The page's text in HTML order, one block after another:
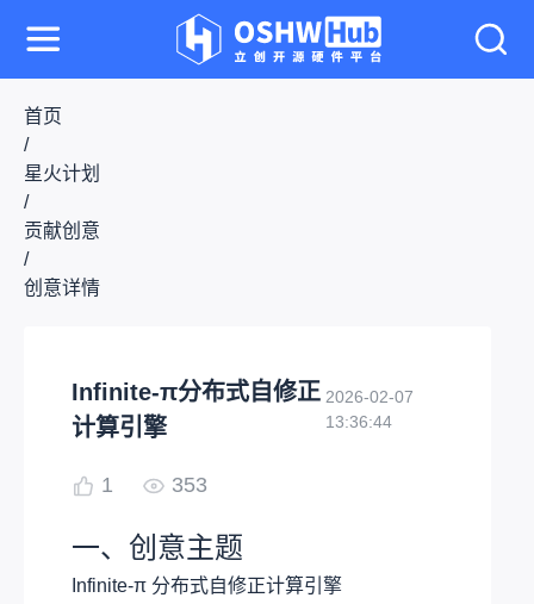
首页
/
星火计划
/
贡献创意
/
创意详情
Infinite-π分布式自修正
计算引擎
2026-02-07
13:36:44
1 353
一、创意主题
Infinite-π 分布式自修正计算引擎